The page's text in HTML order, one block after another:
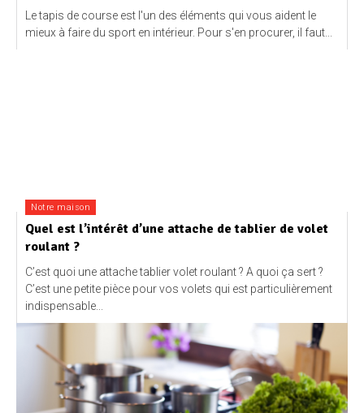
Le tapis de course est l'un des éléments qui vous aident le
mieux à faire du sport en intérieur. Pour s'en procurer, il faut...
Notre maison
Quel est l’intérêt d’une attache de tablier de volet
roulant ?
C’est quoi une attache tablier volet roulant ? A quoi ça sert ?
C’est une petite pièce pour vos volets qui est particulièrement
indispensable...